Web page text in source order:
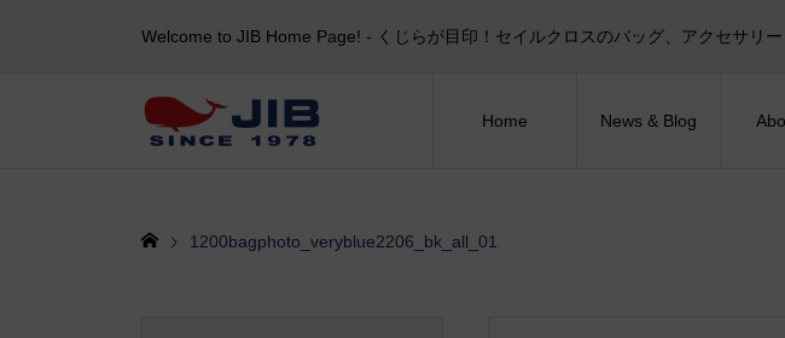
Welcome to JIB Home Page! ‐ くじらが目印！セイルクロスのバッグ、アクセサリー
Home News & Blog
1200bagphoto_veryblue2206_bk_all_01